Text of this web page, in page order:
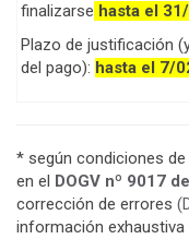
finalizarse hasta el
Plazo de justificación
del pago): hasta el 7/
* según condiciones
en el DOGV nº 9017
corrección de errores
información